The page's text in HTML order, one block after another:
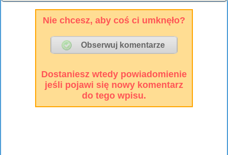
Nie chcesz, aby coś ci umknęło?
Dostaniesz wtedy powiadomienie
jeśli pojawi się nowy komentarz
do tego wpisu.